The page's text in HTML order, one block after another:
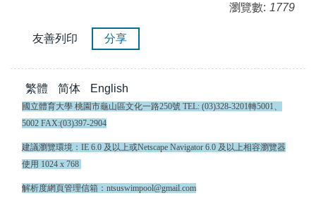
瀏覽數: 1779
友善列印 分享
繁體 简体 English
國立體育大學 桃園市龜山區文化一路250號 TEL: (03)328-3201轉5001、
5002 FAX:(03)397-2904
建議瀏覽環境：IE 6.0 及以上或Netscape Navigator 6.0 及以上相容瀏覽器
使用 1024 x 768
解析度網頁管理信箱：ntsuswimpool@gmail.com